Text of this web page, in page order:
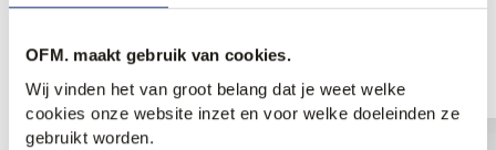
OFM. maakt gebruik van cookies.
Wij vinden het van groot belang dat je weet welke
cookies onze website inzet en voor welke doeleinden ze
gebruikt worden.
Anderen bekeken ook